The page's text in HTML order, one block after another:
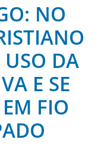
NO
USO DA
E SE
FIO